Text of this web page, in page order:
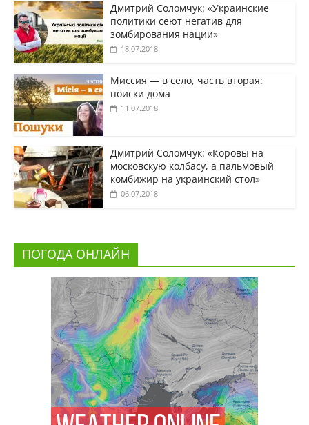
Дмитрий Соломчук: «Украинские
политики сеют негатив для
зомбирования нации»
18.07.2018
Миссия — в село, часть вторая:
поиски дома
11.07.2018
Дмитрий Соломчук: «Коровы на
московскую колбасу, а пальмовый
комбижир на украинский стол»
06.07.2018
ПОГОДА ОНЛАЙН